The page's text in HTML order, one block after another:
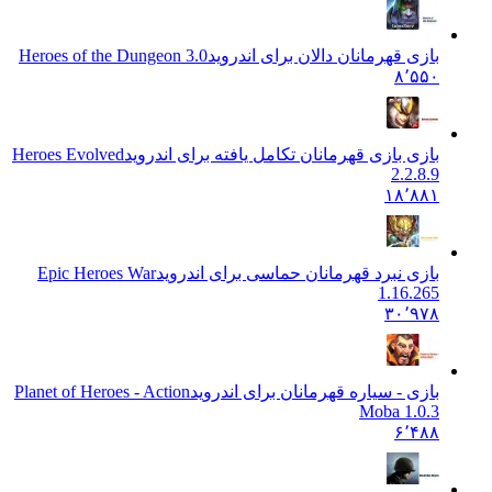
بازی قهرمانان دالان برای اندروید Heroes of the Dungeon 3.0
بازی بازی قهرمانان تکامل یافته برای اندروید Heroes Evolved
۱۸٬۸۸۱
بازی نبرد قهرمانان حماسی برای اندروید Epic Heroes War
1.16.265
۳۰٬۹۷۸
بازی - سیاره قهرمانان برای اندروید Planet of Heroes - Action
Moba 1.0.3